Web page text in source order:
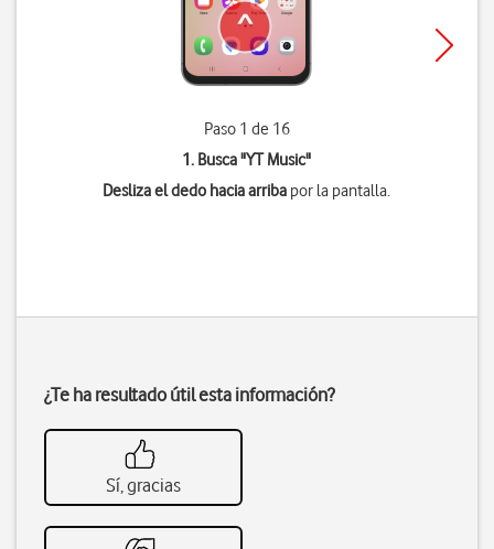
Paso 1 de 16
1. Busca "YT Music"
Desliza el dedo hacia arriba por la pantalla.
¿Te ha resultado útil esta información?
Sí, gracias